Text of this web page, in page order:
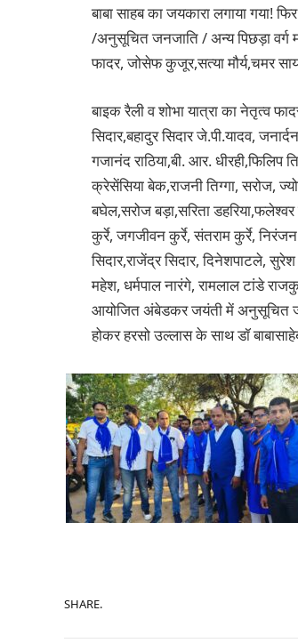
बाबा साहब का जयकारा लगाया गया!
/अनुसूचित जनजाति / अन्य पिछड़ा वर्ग
फादर, जोसेफ कुजूर,सत्या मौर्य,चमर
बाइक रैली व शोभा यात्रा का नेतृत्व
सिदार,बहादुर सिदार जे.पी.यादव,
गजानंद राठिया,बी. आर. धीरही,फिलिप
क्रेसेंसिया बेक,राजनी तिग्गा, सरोज,
बघेल,सरोज बड़ा,सरिता
कुर्रे, जगजीवन कुर्रे, संतराम कुर्रे, निरंजन
सिदार,राजेंद्र सिदार, दिनेशपाटले,
महेश, धर्मपाल नारंगे, रामलाल टांडे
आयोजित अंबेडकर जयंती में अनुसूचित
होकर हरसो उल्लास के साथ डॉ
SHARE.